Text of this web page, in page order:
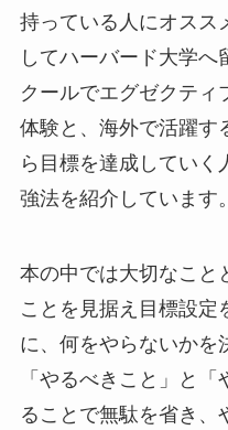
持っている人にオスス
してハーバード大学へ
クールでエグゼクティ
体験と、海外で活躍す
ら目標を達成してい
強法を紹介しています。
本の中では大切なこと
ことを見据え目標設定
に、何をやらないかを
「やるべきこと」と
ることで無駄を省き、